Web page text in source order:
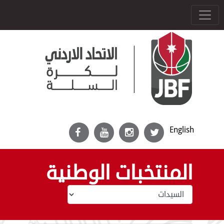
English
المنتخبات الوطنية